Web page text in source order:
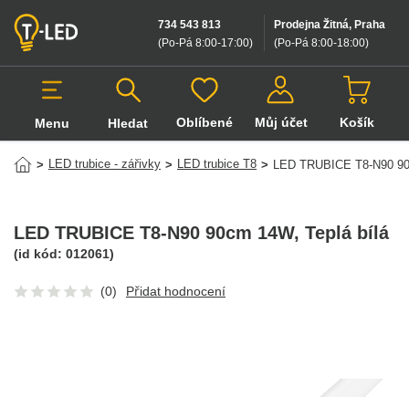
Prodejna Žitná, Praha
(Po-Pá 8:00-18:00)
734 543 813
(Po-Pá 8:00-17:00)
Menu Hledat
Hledat v produktech
Oblíbené Můj účet Košík
> LED trubice - zářivky > LED trubice T8 > LED TRUBICE T8-N90
LED TRUBICE T8-N90 90cm 14W, Teplá bílá
(id kód: 012061)
(0) Přidat hodnocení